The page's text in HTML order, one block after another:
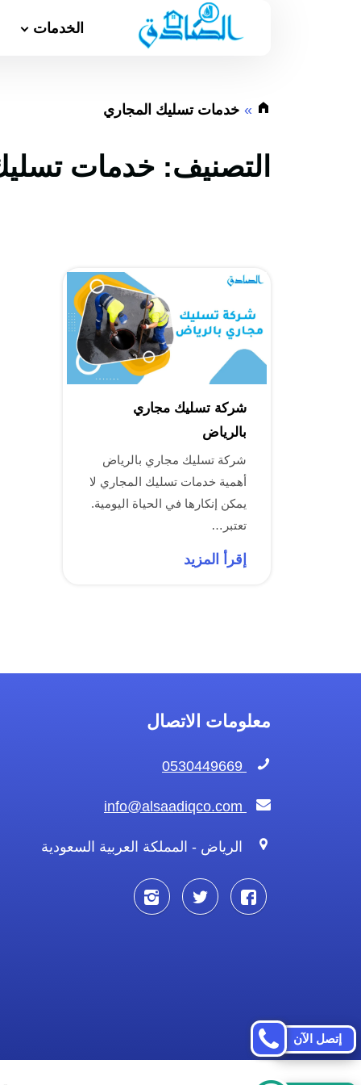
الخدمات
خدمات تسليك المجاري
التصنيف: خدمات
شركة تسليك مجاري
بالرياض
شركة تسليك مجاري بالرياض
أهمية خدمات تسليك المجاري لا
يمكن إنكارها في الحياة اليومية.
تعتبر…
إقرأ المزيد
معلومات الاتصال
الرياض - المملكة العربية السعودية
تابعنا تابعنا تابعنا
إتصل الآن